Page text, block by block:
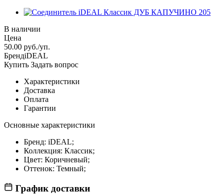
В наличии
Цена
50.00 руб./уп.
БрендiDEAL
Купить Задать вопрос
Характеристики
Доставка
Оплата
Гарантии
Основные характеристики
Бренд: iDEAL;
Коллекция: Классик;
Цвет: Коричневый;
Оттенок: Темный;
График доставки